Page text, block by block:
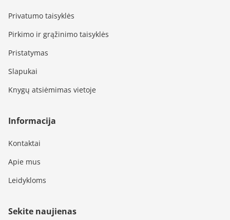
Privatumo taisyklės
Pirkimo ir grąžinimo taisyklės
Pristatymas
Slapukai
Knygų atsiėmimas vietoje
Informacija
Kontaktai
Apie mus
Leidykloms
Sekite naujienas